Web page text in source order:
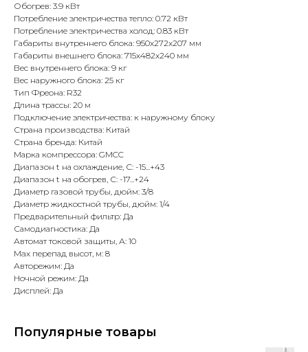
Обогрев: 3.9 кВт
Потребление электричества тепло: 0.72 кВт
Потребление электричества холод: 0.83 кВт
Габариты внутреннего блока: 950x272x207 мм
Габариты внешнего блока: 715x482x240 мм
Вес внутреннего блока: 9 кг
Вес наружного блока: 25 кг
Тип Фреона: R32
Длина трассы: 20 м
Подключение электричества: к наружному блоку
Страна производства: Китай
Страна бренда: Китай
Марка компрессора: GMCC
Диапазон t на охлаждение, С: -15...+43
Диапазон t на обогрев, С: -17...+24
Диаметр газовой трубы, дюйм: 3/8
Диаметр жидкостной трубы, дюйм: 1/4
Предварительный фильтр: Да
Самодиагностика: Да
Автомат токовой защиты, А: 10
Max перепад высот, м: 8
Авторежим: Да
Ночной режим: Да
Дисплей: Да
Популярные товары